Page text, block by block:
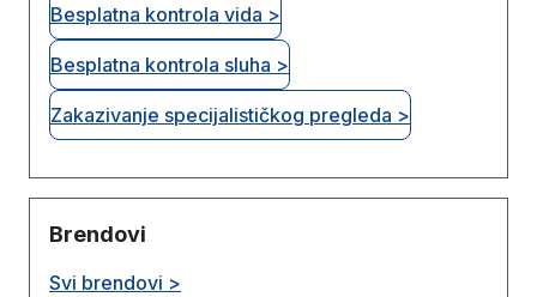
Besplatna kontrola vida >
Besplatna kontrola sluha >
Zakazivanje specijalističkog pregleda >
Brendovi
Svi brendovi >